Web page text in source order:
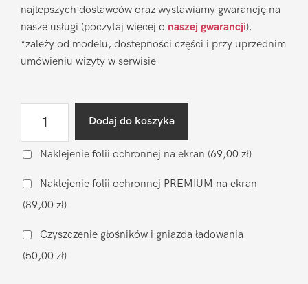
najlepszych dostawców oraz wystawiamy gwarancję na
nasze usługi (poczytaj więcej o naszej gwarancji).
*zależy od modelu, dostepności części i przy uprzednim
umówieniu wizyty w serwisie
głośnika
OnePlus
OnePlus
7
Pro
Dodaj do koszyka
Naklejenie folii ochronnej na ekran (69,00 zł)
Naklejenie folii ochronnej PREMIUM na ekran
(89,00 zł)
Czyszczenie głośników i gniazda ładowania
(50,00 zł)